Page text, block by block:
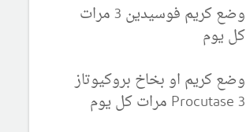
وضع كريم فوسيدين 3 مرات
كل يوم
وضع كريم او بخاخ بروكيوتاز
Procutase 3 مرات كل يوم